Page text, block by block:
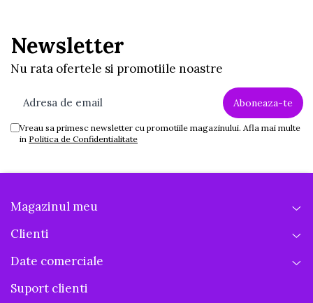
Newsletter
Nu rata ofertele si promotiile noastre
Vreau sa primesc newsletter cu promotiile magazinului. Afla mai multe
in Politica de Confidentialitate
Magazinul meu
Clienti
Date comerciale
Suport clienti